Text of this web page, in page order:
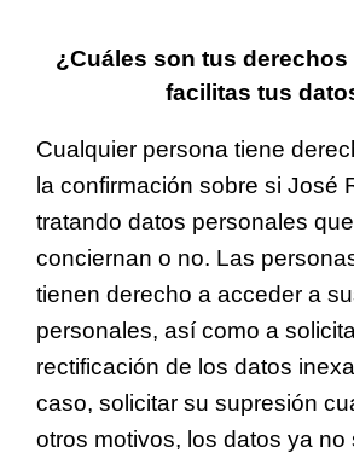
¿Cuáles son tus
facilitas tus
Cualquier persona tiene
la confirmación sobre si José
tratando datos personales
conciernan o no. Las
tienen derecho a acceder a
personales, así como a
rectificación de los datos
caso, solicitar su supresión
otros motivos, los datos ya no